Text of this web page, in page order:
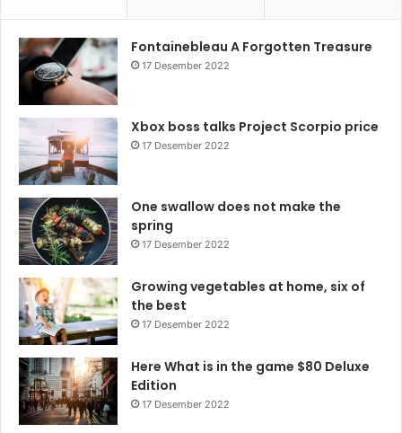
Fontainebleau A Forgotten Treasure
17 Desember 2022
Xbox boss talks Project Scorpio price
17 Desember 2022
One swallow does not make the
spring
17 Desember 2022
Growing vegetables at home, six of
the best
17 Desember 2022
Here What is in the game $80 Deluxe
Edition
17 Desember 2022